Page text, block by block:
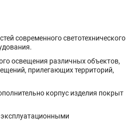
современного светотехнического
освещения различных объектов,
прилегающих территорий,
корпус изделия покрыт